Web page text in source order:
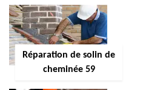
Réparation de solin de
cheminée 59